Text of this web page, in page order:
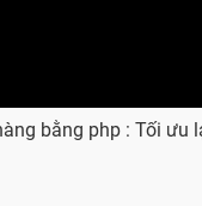
bằng php : Tối ưu